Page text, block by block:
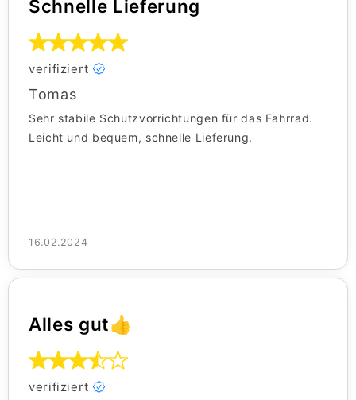
Schnelle Lieferung
verifiziert
Tomas
Sehr stabile Schutzvorrichtungen für das Fahrrad.
Leicht und bequem, schnelle Lieferung.
16.02.2024
Alles gut👍
verifiziert